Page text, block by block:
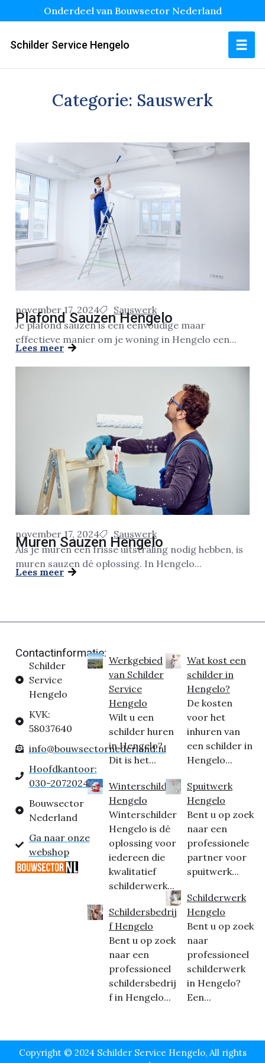
Onderdeel van Bouwsector Nederland
Schilder Service Hengelo
Categorie: Sauswerk
november 17, 2024 Sauswerk
Plafond Sauzen Hengelo
Je plafond sauzen is een eenvoudige maar
effectieve manier om je woning in Hengelo een...
Lees meer
november 17, 2024 Sauswerk
Muren Sauzen Hengelo
Als je muren een frisse uitstraling nodig hebben, is
muren sauzen dé oplossing. In Hengelo...
Lees meer
Contactinformatie:
Schilder
Service
Hengelo
KVK:
58037640
info@bouwsectornederland.nl
Hoofdkantoor:
030-2072024
Bouwsector
Nederland
Ga naar onze
webshop
Werkgebied
van Schilder
Service
Hengelo
Wilt u een
schilder huren
in Hengelo?
Dit is het...
Winterschilder
Hengelo
Winterschilder
Hengelo is dé
oplossing voor
iedereen die
kwalitatief
schilderwerk...
Schildersbedrij
f Hengelo
Bent u op zoek
naar een
professioneel
schildersbedrij
f in Hengelo...
Wat kost een
schilder in
Hengelo?
De kosten
voor het
inhuren van
een schilder in
Hengelo...
Spuitwerk
Hengelo
Bent u op zoek
naar een
professionele
partner voor
spuitwerk...
Schilderwerk
Hengelo
Bent u op zoek
naar
professioneel
schilderwerk
in Hengelo?
Een...
Copyright © 2024 Schilder Service Hengelo, All rights